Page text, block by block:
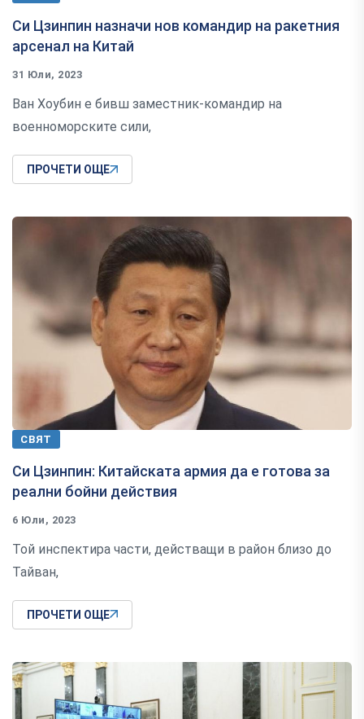
Си Цзинпин назначи нов командир на ракетния
арсенал на Китай
31 Юли, 2023
Ван Хоубин е бивш заместник-командир на
военноморските сили,
ПРОЧЕТИ ОЩЕ
СВЯТ
Си Цзинпин: Китайската армия да е готова за
реални бойни действия
6 Юли, 2023
Той инспектира части, действащи в район близо до
Тайван,
ПРОЧЕТИ ОЩЕ